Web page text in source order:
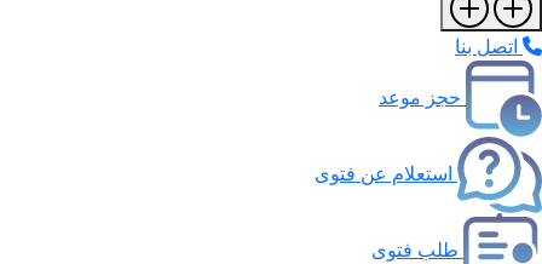
اتصل بنا
حجز موعد
استعلام عن فتوى
طلب فتوى